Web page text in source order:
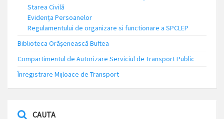
Starea Civilă
Evidența Persoanelor
Regulamentului de organizare si functionare a SPCLEP
Biblioteca Orășenească Buftea
Compartimentul de Autorizare Serviciul de Transport Public
Înregistrare Mijloace de Transport
CAUTA